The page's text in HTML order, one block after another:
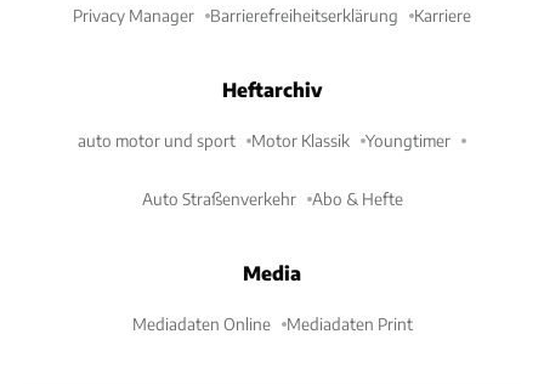
Privacy Manager Barrierefreiheitserklärung Karriere
Heftarchiv
auto motor und sport Motor Klassik Youngtimer
Auto Straßenverkehr Abo & Hefte
Media
Mediadaten Online Mediadaten Print